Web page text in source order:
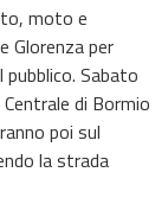
moto e
Glorenza per
pubblico. Sabato
di Bormio
poi sul
la strada